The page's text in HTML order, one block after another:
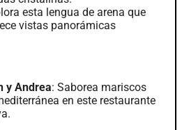
esta lengua de arena que
vistas panorámicas
y Andrea: Saborea mariscos
en este restaurante